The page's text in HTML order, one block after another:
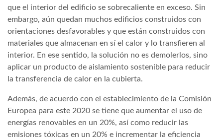
que el interior del edificio se sobrecaliente en exceso. Sin
embargo, aún quedan muchos edificios construidos con
orientaciones desfavorables y que están construidos con
materiales que almacenan en sí el calor y lo transfieren al
interior. En ese sentido, la solución no es demolerlos, sino
aplicar un producto de aislamiento sostenible para reducir
la transferencia de calor en la cubierta.
Además, de acuerdo con el establecimiento de la Comisión
Europea para este 2020 se tiene que aumentar el uso de
energías renovables en un 20%, así como reducir las
emisiones tóxicas en un 20% e incrementar la eficiencia